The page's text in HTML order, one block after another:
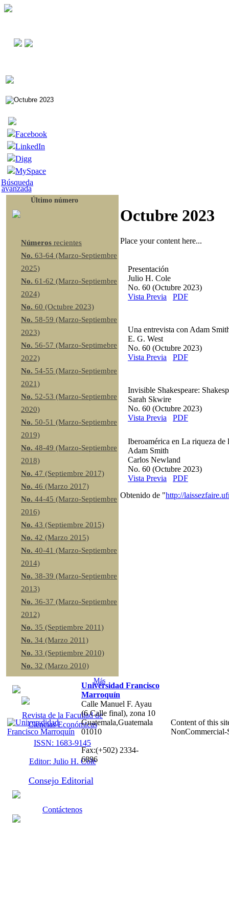
Facebook
LinkedIn
Digg
MySpace
Búsqueda
avanzada
Último número
Números recientes
No. 63-64 (Marzo-Septiembre
2025)
No. 61-62 (Marzo-Septiembre
2024)
No. 60 (Octubre 2023)
No. 58-59 (Marzo-Septiembre
2023)
No. 56-57 (Marzo-Septimebre
2022)
No. 54-55 (Marzo-Septiembre
2021)
No. 52-53 (Marzo-Septiembre
2020)
No. 50-51 (Marzo-Septiembre
2019)
No. 48-49 (Marzo-Septiembre
2018)
No. 47 (Septiembre 2017)
No. 46 (Marzo 2017)
No. 44-45 (Marzo-Septiembre
2016)
No. 43 (Septiembre 2015)
No. 42 (Marzo 2015)
No. 40-41 (Marzo-Septiembre
2014)
No. 38-39 (Marzo-Septiembre
2013)
No. 36-37 (Marzo-Septiembre
2012)
No. 35 (Septiembre 2011)
No. 34 (Marzo 2011)
No. 33 (Septiembre 2010)
No. 32 (Marzo 2010)
Más
Revista de la Facultad de
Ciencias Económicas
ISSN: 1683-9145
Editor: Julio H. Cole
Consejo Editorial
Contáctenos
Octubre 2023
Place your content here...
Presentación
Julio H. Cole
No. 60 (Octubre 2023)
Vista Previa
PDF
Una entrevista con Adam
E. G. West
No. 60 (Octubre 2023)
Vista Previa
PDF
Invisible Shakespeare:
Sarah Skwire
No. 60 (Octubre 2023)
Vista Previa
PDF
Iberoamérica en La riqueza de
Adam Smith
Carlos Newland
No. 60 (Octubre 2023)
Vista Previa
PDF
Obtenido de "http://
Universidad Francisco
Marroquín
Calle Manuel F. Ayau
(6 Calle final), zona 10
Guatemala,Guatemala
01010
Fax:(+502) 2334-
6896
Content of this
NonCommercial-